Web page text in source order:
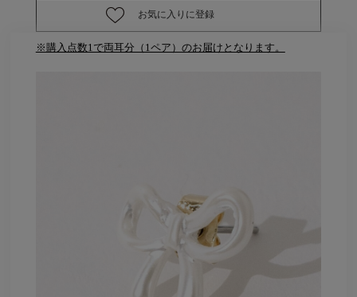
お気に入りに登録
※購入点数1で両耳分（1ペア）のお届けとなります。